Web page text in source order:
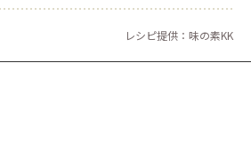
レシピ提供：味の素KK